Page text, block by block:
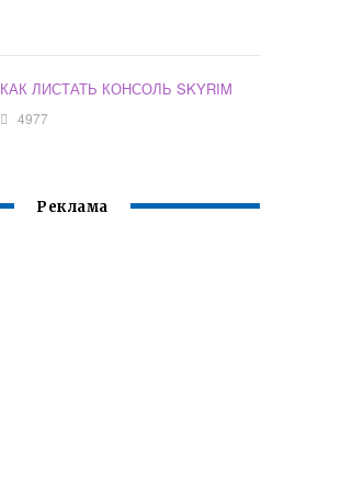
КАК ЛИСТАТЬ КОНСОЛЬ SKYRIM
4977
Реклама